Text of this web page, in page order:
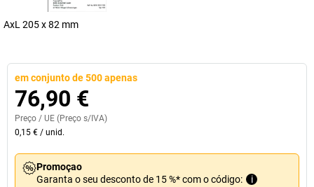
AxL 205 x 82 mm
em conjunto de 500 apenas
76,90 €
Preço / UE (Preço s/IVA)
0,15 € / unid.
Promoçao
Garanta o seu desconto de 15 %* com o código:
i